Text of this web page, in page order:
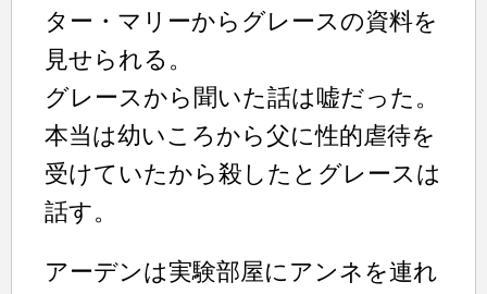
ター・マリーからグレースの資料を
見せられる。
グレースから聞いた話は嘘だった。
本当は幼いころから父に性的虐待を
受けていたから殺したとグレースは
話す。
アーデンは実験部屋にアンネを連れ